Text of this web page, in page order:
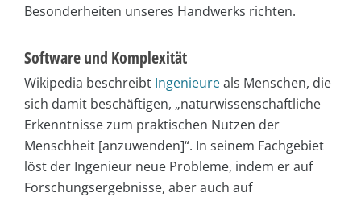
Besonderheiten unseres Handwerks richten.
Software und Komplexität
Wikipedia beschreibt Ingenieureals Menschen, die
sich damit beschäftigen, „naturwissenschaftliche
Erkenntnisse zum praktischen Nutzen der
Menschheit [anzuwenden]“. In seinem Fachgebiet
löst der Ingenieur neue Probleme, indem er auf
Forschungsergebnisse, aber auch auf